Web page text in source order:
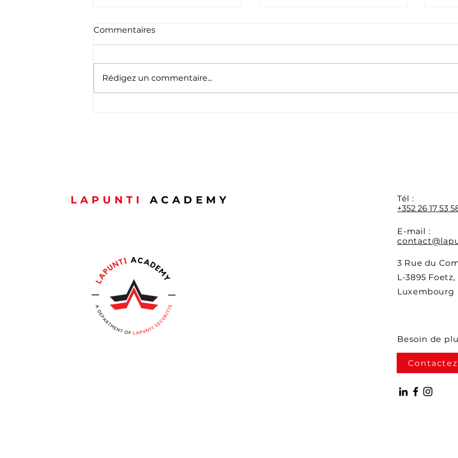
Commentaires
Rédigez un commentaire...
LAPUNTI ACADEMY
Tél :
+352 26 17 53
E-mail :
3 Rue du
L-3895 Foetz,
Luxembourg
Besoin de